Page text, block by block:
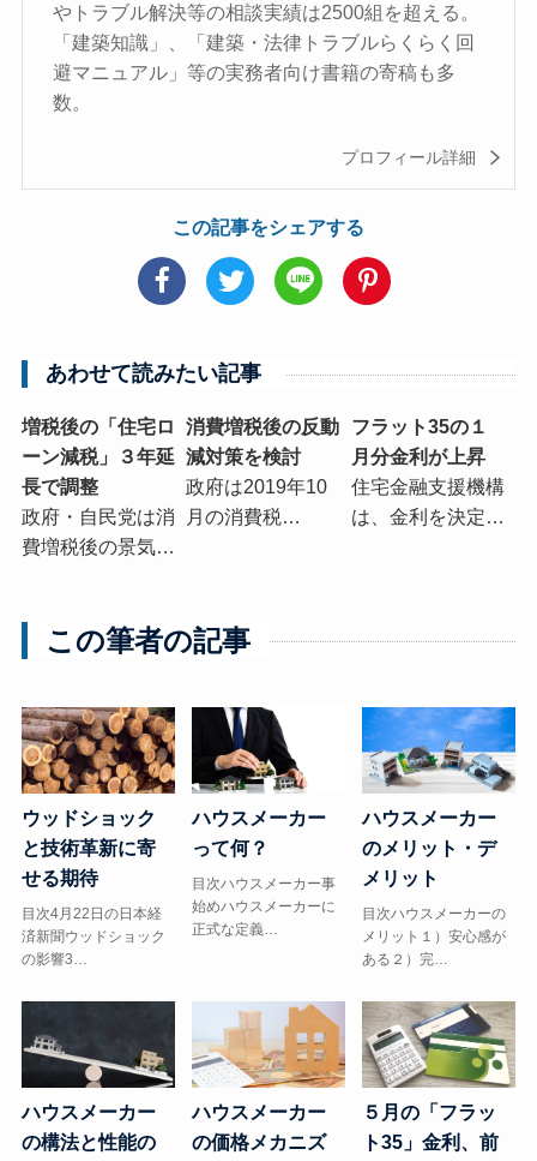
やトラブル解決等の相談実績は2500組を超える。
「建築知識」、「建築・法律トラブルらくらく回
避マニュアル」等の実務者向け書籍の寄稿も多
数。
プロフィール詳細
この記事をシェアする
あわせて読みたい記事
増税後の「住宅ロ
ーン減税」３年延
長で調整
政府・自民党は消
費増税後の景気…
消費増税後の反動
減対策を検討
政府は2019年10
月の消費税…
フラット35の１
月分金利が上昇
住宅金融支援機構
は、金利を決定…
この筆者の記事
ウッドショック
と技術革新に寄
せる期待
目次4月22日の日本経
済新聞ウッドショック
の影響3…
ハウスメーカー
って何？
目次ハウスメーカー事
始めハウスメーカーに
正式な定義…
ハウスメーカー
のメリット・デ
メリット
目次ハウスメーカーの
メリット１）安心感が
ある２）完…
ハウスメーカー
の構法と性能の
ハウスメーカー
の価格メカニズ
５月の「フラッ
ト35」金利、前